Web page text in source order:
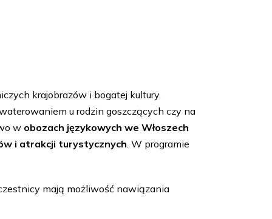
krajobrazów i bogatej kultury.
u rodzin goszczących czy na
w obozach językowych we Włoszech
i atrakcji turystycznych. W programie
mają możliwość nawiązania